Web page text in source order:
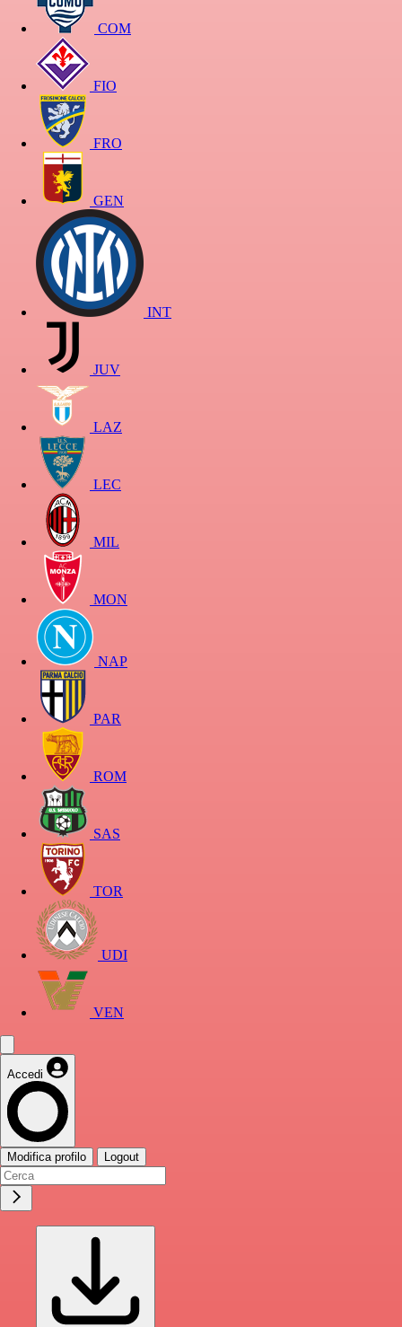
COM
FIO
FRO
GEN
INT
JUV
LAZ
LEC
MIL
MON
NAP
PAR
ROM
SAS
TOR
UDI
VEN
Accedi
Modifica profilo Logout